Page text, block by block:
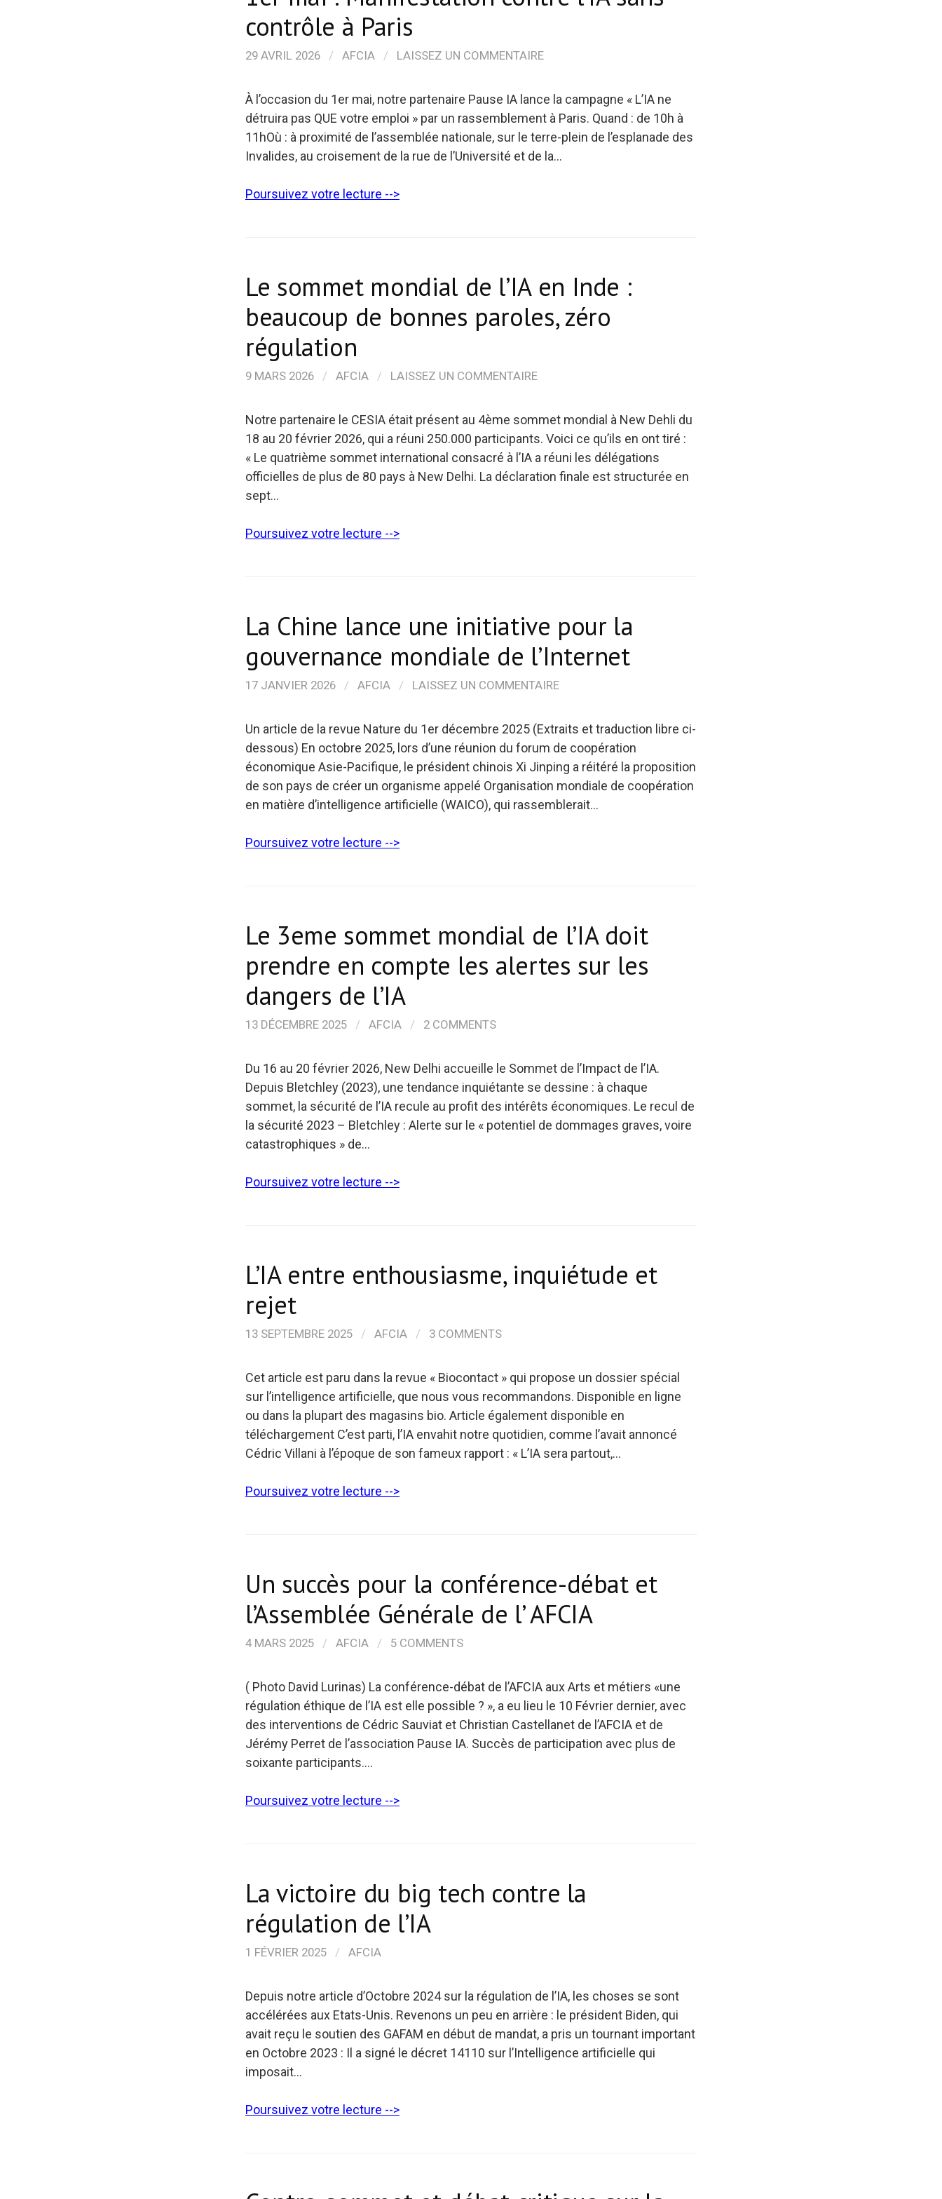
contrôle à Paris
29 AVRIL 2026 / AFCIA / LAISSEZ UN COMMENTAIRE
​À l’occasion du 1er mai, notre partenaire Pause IA lance la campagne « L’IA ne
détruira pas QUE votre emploi » par un rassemblement à Paris. Quand : de 10h à
11hOù : à proximité de l’assemblée nationale, sur le terre-plein de l’esplanade des
Invalides, au croisement de la rue de l’Université et de la…
Poursuivez votre lecture -->
Le sommet mondial de l’IA en Inde :
beaucoup de bonnes paroles, zéro
régulation
9 MARS 2026 / AFCIA / LAISSEZ UN COMMENTAIRE
Notre partenaire le CESIA était présent au 4ème sommet mondial à New Dehli du
18 au 20 février 2026, qui a réuni 250.000 participants. Voici ce qu’ils en ont tiré :
« Le quatrième sommet international consacré à l’IA a réuni les délégations
officielles de plus de 80 pays à New Delhi. La déclaration finale est structurée en
sept…
Poursuivez votre lecture -->
La Chine lance une initiative pour la
gouvernance mondiale de l’Internet
17 JANVIER 2026 / AFCIA / LAISSEZ UN COMMENTAIRE
Un article de la revue Nature du 1er décembre 2025 (Extraits et traduction libre ci-
dessous) En octobre 2025, lors d’une réunion du forum de coopération
économique Asie-Pacifique, le président chinois Xi Jinping a réitéré la proposition
de son pays de créer un organisme appelé Organisation mondiale de coopération
en matière d’intelligence artificielle (WAICO), qui rassemblerait…
Poursuivez votre lecture -->
Le 3eme sommet mondial de l’IA doit
prendre en compte les alertes sur les
dangers de l’IA
13 DÉCEMBRE 2025 / AFCIA / 2 COMMENTS
Du 16 au 20 février 2026, New Delhi accueille le Sommet de l’Impact de l’IA.
Depuis Bletchley (2023), une tendance inquiétante se dessine : à chaque
sommet, la sécurité de l’IA recule au profit des intérêts économiques. Le recul de
la sécurité 2023 – Bletchley : Alerte sur le « potentiel de dommages graves, voire
catastrophiques » de…
Poursuivez votre lecture -->
L’IA entre enthousiasme, inquiétude et
rejet
13 SEPTEMBRE 2025 / AFCIA / 3 COMMENTS
Cet article est paru dans la revue « Biocontact » qui propose un dossier spécial
sur l’intelligence artificielle, que nous vous recommandons. Disponible en ligne
ou dans la plupart des magasins bio. Article également disponible en
téléchargement C’est parti, l’IA envahit notre quotidien, comme l’avait annoncé
Cédric Villani à l’époque de son fameux rapport : « L’IA sera partout,…
Poursuivez votre lecture -->
Un succès pour la conférence-débat et
l’Assemblée Générale de l’ AFCIA
4 MARS 2025 / AFCIA / 5 COMMENTS
( Photo David Lurinas) La conférence-débat de l’AFCIA aux Arts et métiers «une
régulation éthique de l’IA est elle possible ? », a eu lieu le 10 Février dernier, avec
des interventions de Cédric Sauviat et Christian Castellanet de l’AFCIA et de
Jérémy Perret de l’association Pause IA. Succès de participation avec plus de
soixante participants….
Poursuivez votre lecture -->
La victoire du big tech contre la
régulation de l’IA
1 FÉVRIER 2025 / AFCIA
Depuis notre article d’Octobre 2024 sur la régulation de l’IA, les choses se sont
accélérées aux Etats-Unis. Revenons un peu en arrière : le président Biden, qui
avait reçu le soutien des GAFAM en début de mandat, a pris un tournant important
en Octobre 2023 : Il a signé le décret 14110 sur l’Intelligence artificielle qui
imposait…
Poursuivez votre lecture -->